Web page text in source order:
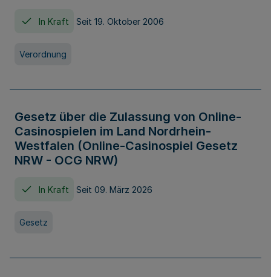
In Kraft Seit 19. Oktober 2006
Verordnung
Gesetz über die Zulassung von Online-
Casinospielen im Land Nordrhein-
Westfalen (Online-Casinospiel Gesetz
NRW - OCG NRW)
In Kraft Seit 09. März 2026
Gesetz